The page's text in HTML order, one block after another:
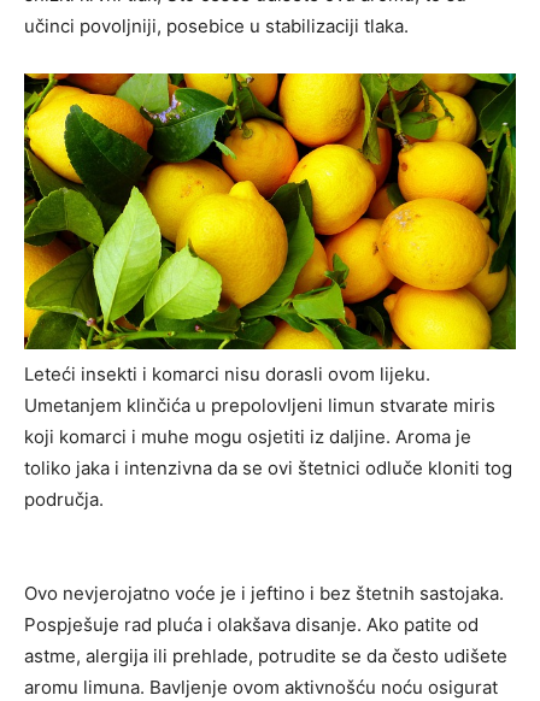
učinci povoljniji, posebice u stabilizaciji tlaka.
Leteći insekti i komarci nisu dorasli ovom lijeku.
Umetanjem klinčića u prepolovljeni limun stvarate miris
koji komarci i muhe mogu osjetiti iz daljine. Aroma je
toliko jaka i intenzivna da se ovi štetnici odluče kloniti tog
područja.
Ovo nevjerojatno voće je i jeftino i bez štetnih sastojaka.
Pospješuje rad pluća i olakšava disanje. Ako patite od
astme, alergija ili prehlade, potrudite se da često udišete
aromu limuna. Bavljenje ovom aktivnošću noću osigurat